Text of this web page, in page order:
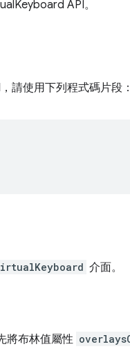
API。
請使用下列程式碼片段
介面。
將布林值屬性